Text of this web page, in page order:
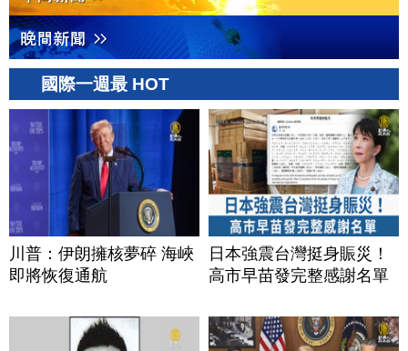
國際一週最 HOT
川普：伊朗擁核夢碎 海峽
即將恢復通航
日本強震台灣挺身賑災！
高市早苗發完整感謝名單